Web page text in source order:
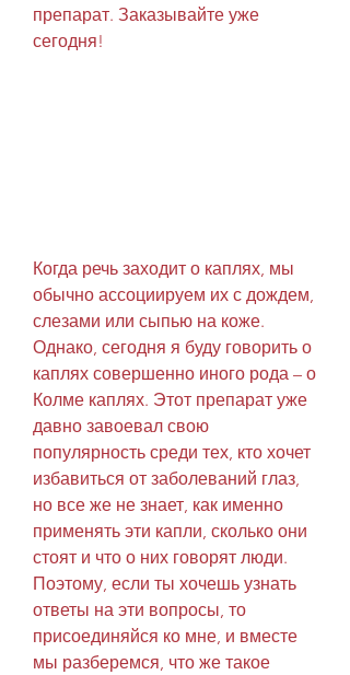
препарат. Заказывайте уже
сегодня!
Когда речь заходит о каплях, мы
обычно ассоциируем их с дождем,
слезами или сыпью на коже.
Однако, сегодня я буду говорить о
каплях совершенно иного рода – о
Колме каплях. Этот препарат уже
давно завоевал свою
популярность среди тех, кто хочет
избавиться от заболеваний глаз,
но все же не знает, как именно
применять эти капли, сколько они
стоят и что о них говорят люди.
Поэтому, если ты хочешь узнать
ответы на эти вопросы, то
присоединяйся ко мне, и вместе
мы разберемся, что же такое